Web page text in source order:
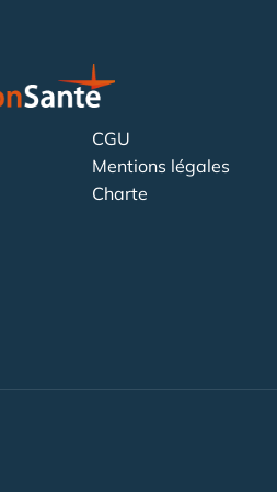
CGU
Mentions légales
Charte